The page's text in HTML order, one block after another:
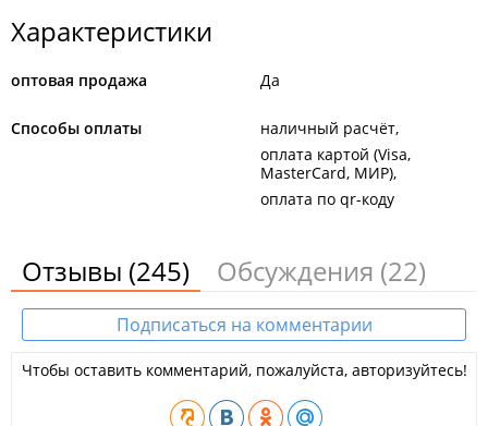
Характеристики
оптовая продажа Да
Способы оплаты
наличный расчёт
оплата картой (Visa,
MasterCard, МИР)
оплата по qr-коду
Отзывы (245) Обсуждения (22)
Подписаться на комментарии
Чтобы оставить комментарий, пожалуйста, авторизуйтесь!